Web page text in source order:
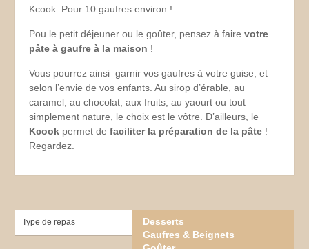
Kcook. Pour 10 gaufres environ !
Pou le petit déjeuner ou le goûter, pensez à fairevotre
pâte à gaufre à la maison !
Vous pourrez ainsi garnir vos gaufres à votre guise, et
selon l’envie de vos enfants. Au sirop d’érable, au
caramel, au chocolat, aux fruits, au yaourt ou tout
simplement nature, le choix est le vôtre. D’ailleurs, le
Kcook permet defaciliter la préparation de la pâte !
Regardez.
Type de repas
Desserts
Gaufres & Beignets